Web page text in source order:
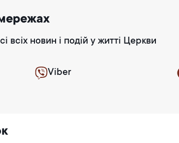
всіх новин і подій у житті Церкви
Viber